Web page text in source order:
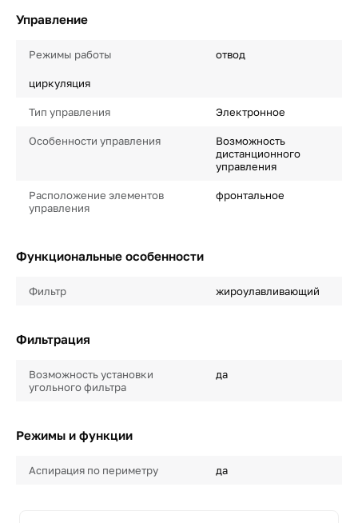
Управление
Режимы работы отвод
циркуляция
Тип управления Электронное
Особенности управления
Возможность
дистанционного
управления
Расположение элементов
управления
фронтальное
Функциональные особенности
Фильтр жироулавливающий
Фильтрация
Возможность установки
угольного фильтра
да
Режимы и функции
Аспирация по периметру да